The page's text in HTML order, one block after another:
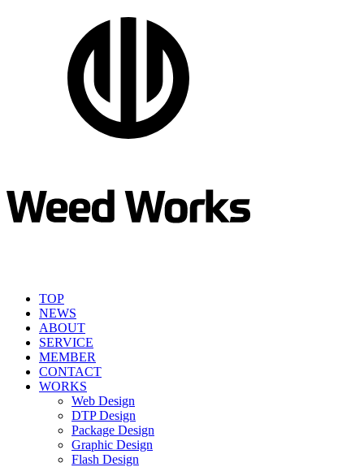
TOP
NEWS
ABOUT
SERVICE
MEMBER
CONTACT
WORKS
Web Design
DTP Design
Package Design
Graphic Design
Flash Design